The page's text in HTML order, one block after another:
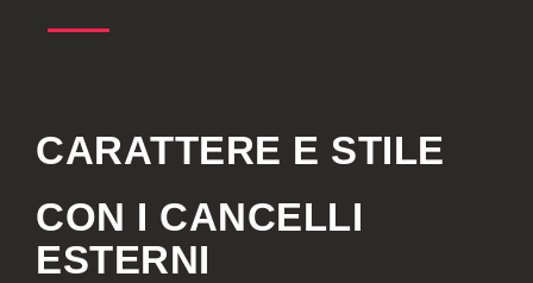
CARATTERE E STILE
CON I CANCELLI
ESTERNI